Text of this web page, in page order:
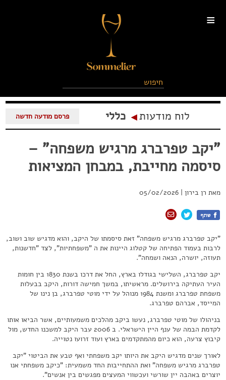
≡
לוח מודעות◂ כללי פרסם מודעה חדשה
"יקב טפרברג מרגיש משפחה" –
סיסמה מחייבת, במבחן המציאות
מאת רן בירון |
05/02/2026
"יקב טפרברג מרגיש משפחה" זאת סיסמתו של היקב, והוא מדגיש שוב ושוב,
לרבות בעמוד הפתיחה של קטלוג היינות את ה "משפחתיות", לצד "חדשנות,
תעוזה, יושרה, הנאה ושמחה".
יקב טפרברג, השלישי בגודלו בארץ, החל את דרכו בשנת 1830 בין חומות
העיר העתיקה בירושלים. מראשיתו, במשך חמישה דורות, היקב בבעלות
משפחת טפרברג ומשנת 1984 מנוהל על ידי מוטי טפרברג, בן נינו של
המייסד, אברהם טפרברג.
בניהולו של מוטי טפרברג, נעשו ביקב מהלכים משמעותיים, אשר הביאו אותו
לקדמת הבמה של ענף היין הישראלי. ב 2006 עבר היקב למשכנו החדש, מול
קיבוץ צרעה, הוא כיום מהמתקדמים בארץ ועוד זרועו נטוייה.
לאורך שנים מדגיש היקב את היותו יקב משפחתי ואף טבע את הביטוי "יקב
טפרברג מרגיש משפחה" ואת ההתחייבות החד משמעית: "כיקב משפחתי אנו
יוצרים באהבה יין שורשי ועכשווי המעצים מפגשים בין אנשים".